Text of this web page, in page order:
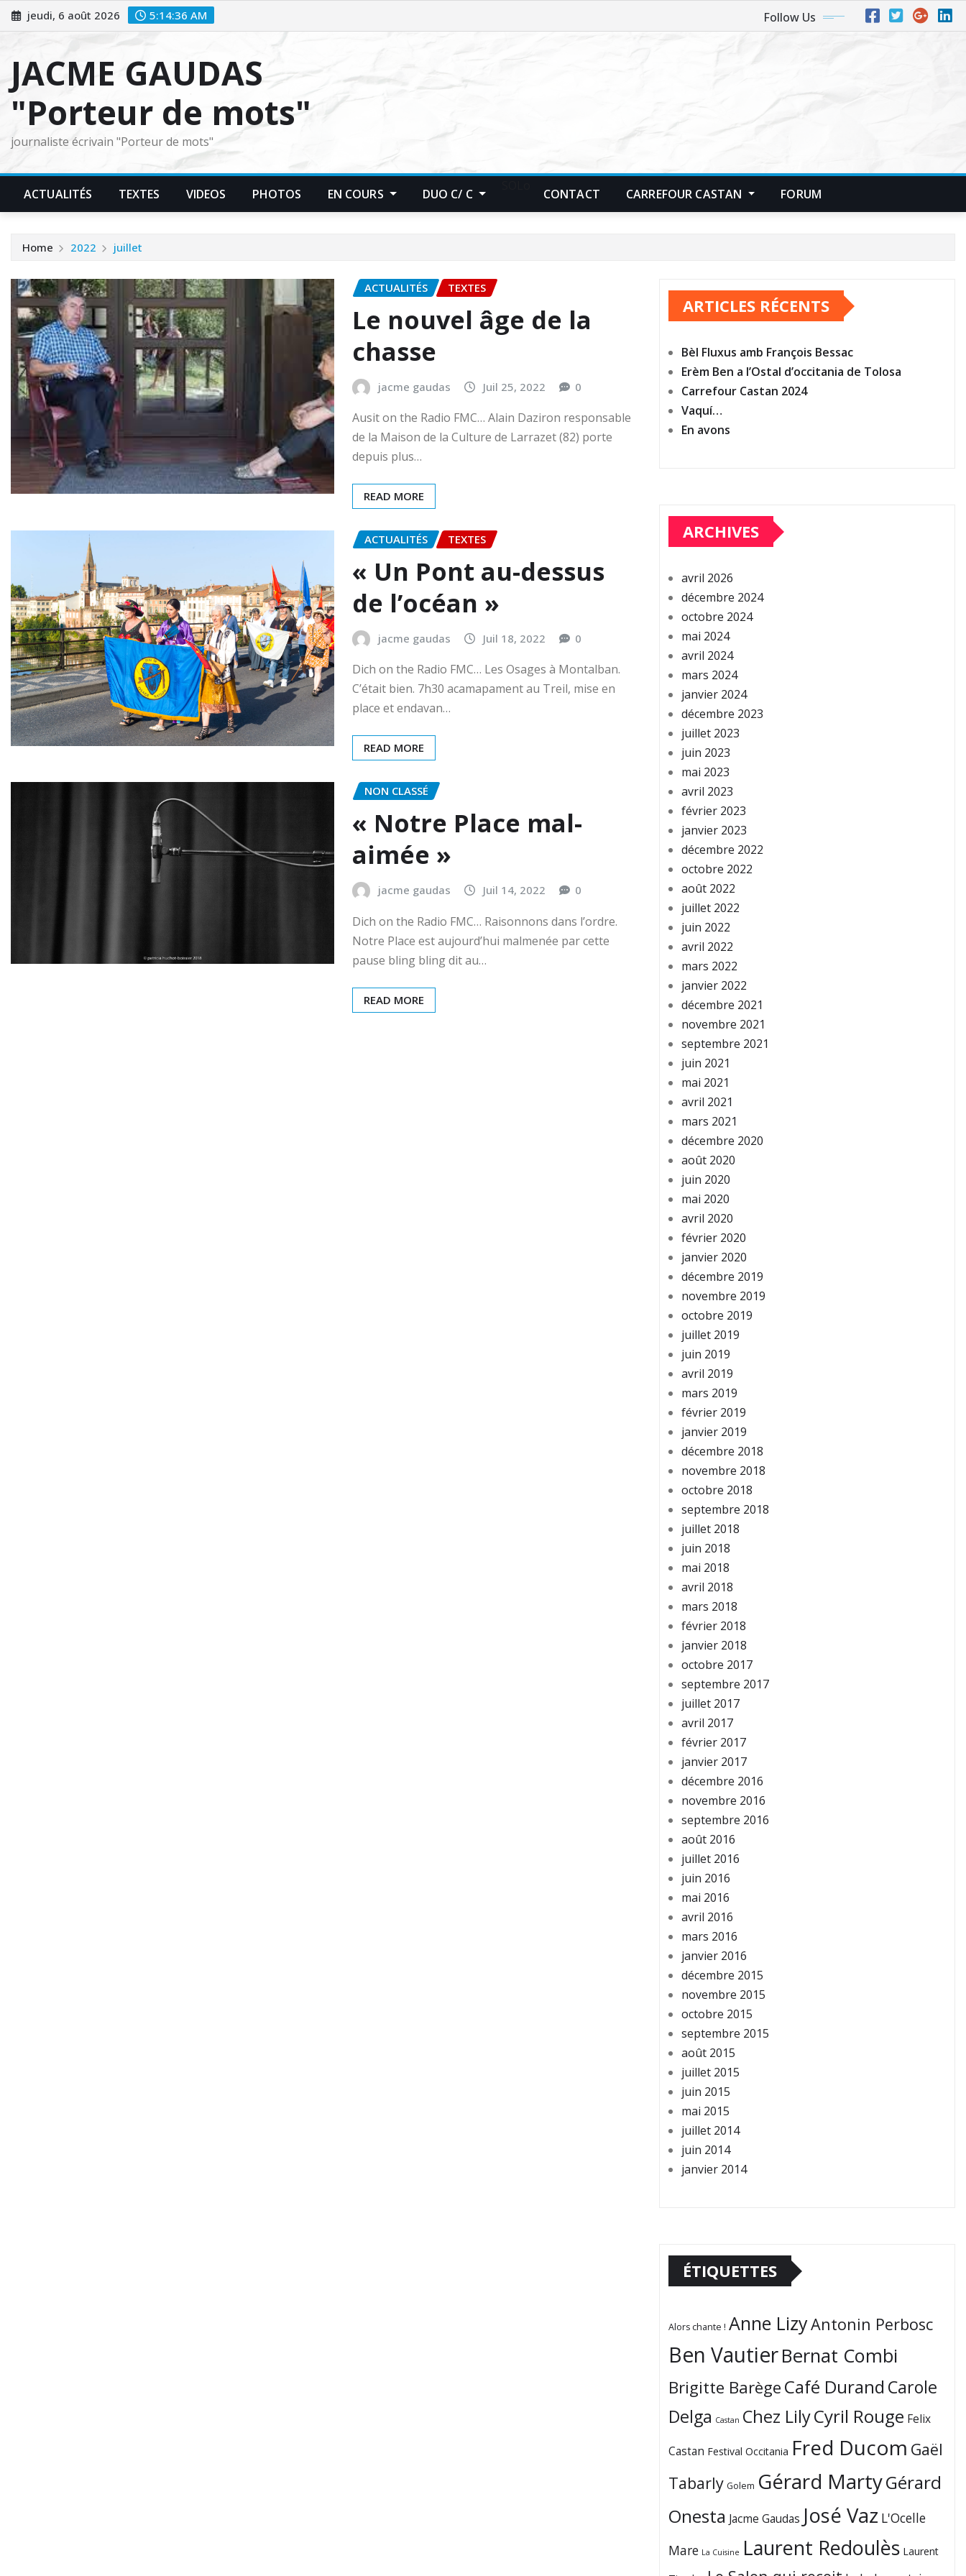
Skip
to
jeudi, 6 août 2026 5:14:37 AM Follow Us
JACME GAUDAS
"Porteur de mots"
journaliste écrivain "Porteur de mots"
ACTUALITÉS TEXTES VIDEOS PHOTOS EN COURS DUO C/ C CONTACT CARREFOUR CASTAN FORUM
Home 2022 juillet
ACTUALITÉS TEXTES
Le nouvel âge de la
chasse
jacme gaudas Juil 25, 2022 0
Ausit on the Radio FMC… Alain Daziron responsable
de la Maison de la Culture de Larrazet (82) porte
depuis plus…
READ MORE
ACTUALITÉS TEXTES
« Un Pont au-dessus
de l’océan »
jacme gaudas Juil 18, 2022 0
Dich on the Radio FMC… Les Osages à Montalban.
C’était bien. 7h30 acamapament au Treil, mise en
place et endavan…
READ MORE
NON CLASSÉ
« Notre Place mal-
aimée »
jacme gaudas Juil 14, 2022 0
Dich on the Radio FMC… Raisonnons dans l’ordre.
Notre Place est aujourd’hui malmenée par cette
pause bling bling dit au…
READ MORE
ARTICLES RÉCENTS
Bèl Fluxus amb François Bessac
Erèm Ben a l’Ostal d’occitania de Tolosa
Carrefour Castan 2024
Vaquí…
En avons
ARCHIVES
avril 2026
décembre 2024
octobre 2024
mai 2024
avril 2024
mars 2024
janvier 2024
décembre 2023
juillet 2023
juin 2023
mai 2023
avril 2023
février 2023
janvier 2023
décembre 2022
octobre 2022
août 2022
juillet 2022
juin 2022
avril 2022
mars 2022
janvier 2022
décembre 2021
novembre 2021
septembre 2021
juin 2021
mai 2021
avril 2021
mars 2021
décembre 2020
août 2020
juin 2020
mai 2020
avril 2020
février 2020
janvier 2020
décembre 2019
novembre 2019
octobre 2019
juillet 2019
juin 2019
avril 2019
mars 2019
février 2019
janvier 2019
décembre 2018
novembre 2018
octobre 2018
septembre 2018
juillet 2018
juin 2018
mai 2018
avril 2018
mars 2018
février 2018
janvier 2018
octobre 2017
septembre 2017
juillet 2017
avril 2017
février 2017
janvier 2017
décembre 2016
novembre 2016
septembre 2016
août 2016
juillet 2016
juin 2016
mai 2016
avril 2016
mars 2016
janvier 2016
décembre 2015
novembre 2015
octobre 2015
septembre 2015
août 2015
juillet 2015
juin 2015
mai 2015
juillet 2014
juin 2014
janvier 2014
ÉTIQUETTES
Alors chante ! Anne LizyAntonin Perbosc
Ben VautierBernat Combi
Brigitte BarègeCafé Durand Carole
Delga Castan Chez LilyCyril Rouge Felix
Castan Festival Occitania Fred Ducom Gaël
Tabarly Golem Gérard MartyGérard
Onesta Jacme Gaudas José Vaz L'Ocelle
Mare La Cuisine Laurent Redoulès Laurent